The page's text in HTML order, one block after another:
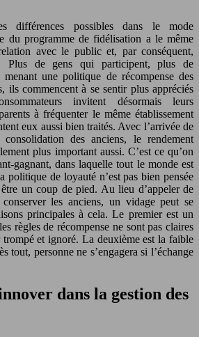
différences possibles dans le mode
du programme de fidélisation a le même
avec le public et, par conséquent,
Plus de gens qui participent, plus de
une politique de récompense des
ils commencent à se sentir plus appréciés
invitent désormais leurs
à fréquenter le même établissement
eux aussi bien traités. Avec l’arrivée de
des anciens, le rendement
plus important aussi. C’est ce qu’on
gagnant, dans laquelle tout le monde est
politique de loyauté n’est pas bien pensée
un coup de pied. Au lieu d’appeler de
les anciens, un vidage peut se
principales à cela. Le premier est un
règles de récompense ne sont pas claires
et ignoré. La deuxième est la faible
tout, personne ne s’engagera si l’échange
dans la gestion des